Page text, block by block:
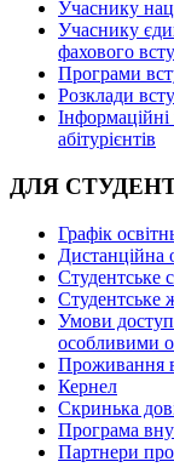
Учаснику
Учаснику
фахового
Програми
Розклади
Інформаційні
абітурієнтів
ДЛЯ
Графік
Дистанційна
Студентське
Студентське
Умови
особливими
Проживання
Кернел
Скринька
Програма
Партнери